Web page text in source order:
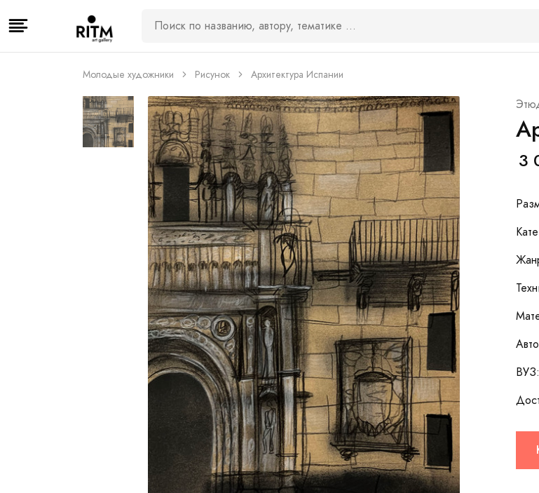
Молодые художники Рисунок Архитектура Испании
3
ВУЗ: